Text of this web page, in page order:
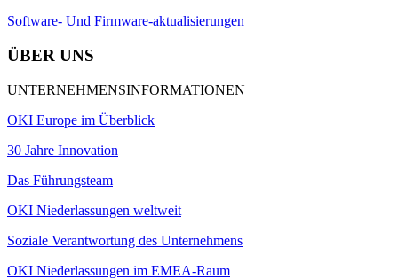
Software- Und Firmware-aktualisierungen
ÜBER UNS
UNTERNEHMENSINFORMATIONEN
OKI Europe im Überblick
30 Jahre Innovation
Das Führungsteam
OKI Niederlassungen weltweit
Soziale Verantwortung des Unternehmens
OKI Niederlassungen im EMEA-Raum